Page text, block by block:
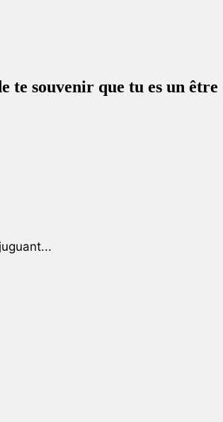
souvenir que tu es un